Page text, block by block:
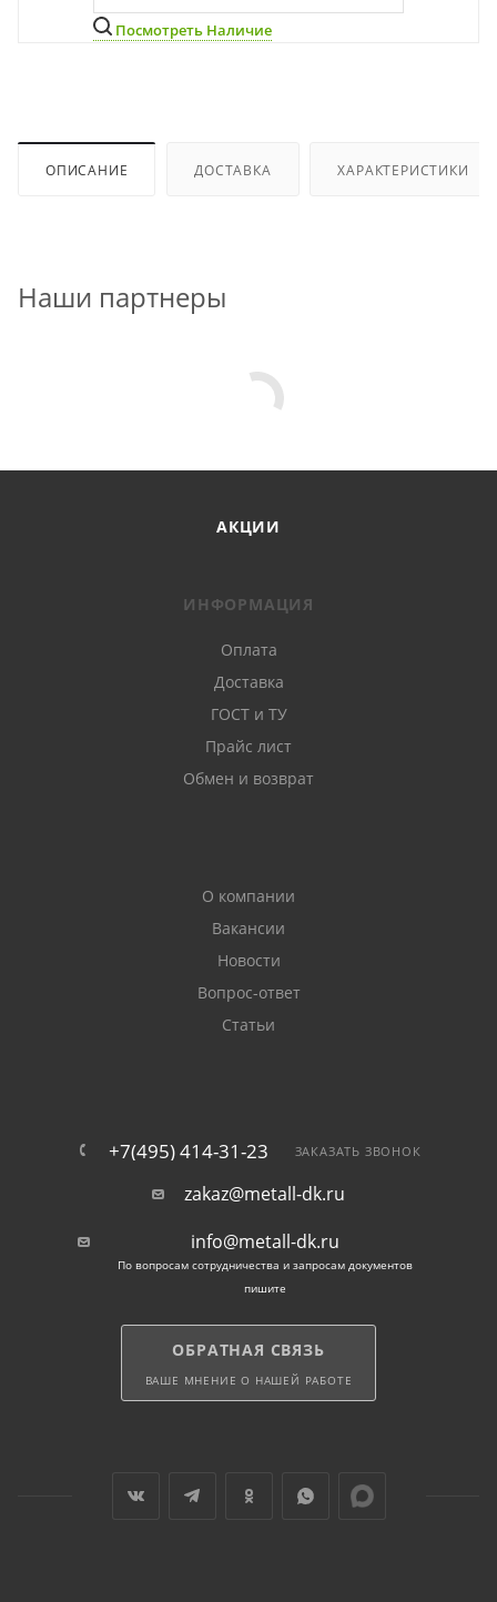
Посмотреть Наличие
ОПИСАНИЕ ДОСТАВКА ХАРАКТЕРИСТИКИ
Наши партнеры
АКЦИИ
ИНФОРМАЦИЯ
Оплата
Доставка
ГОСТ и ТУ
Прайс лист
Обмен и возврат
О компании
Вакансии
Новости
Вопрос-ответ
Статьи
+7(495) 414-31-23 ЗАКАЗАТЬ ЗВОНОК
zakaz@metall-dk.ru
info@metall-dk.ru
По вопросам сотрудничества и запросам документов
пишите
ОБРАТНАЯ СВЯЗЬ
ВАШЕ МНЕНИЕ О НАШЕЙ РАБОТЕ